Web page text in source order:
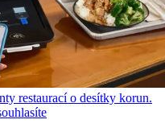
restaurací o desítky korun.